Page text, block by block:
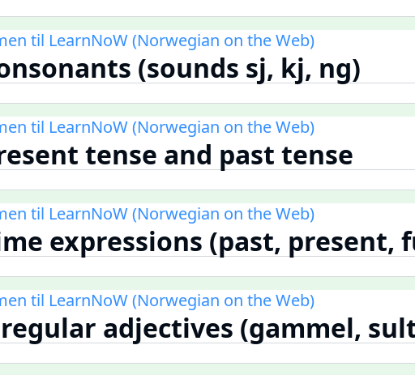
til LearnNoW (Norwegian on the Web)
(sounds sj, kj, ng)
til LearnNoW (Norwegian on the Web)
tense and past tense
til LearnNoW (Norwegian on the Web)
expressions (past, present,
til LearnNoW (Norwegian on the Web)
adjectives (gammel,